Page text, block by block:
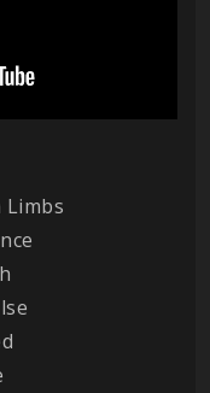
Limbs